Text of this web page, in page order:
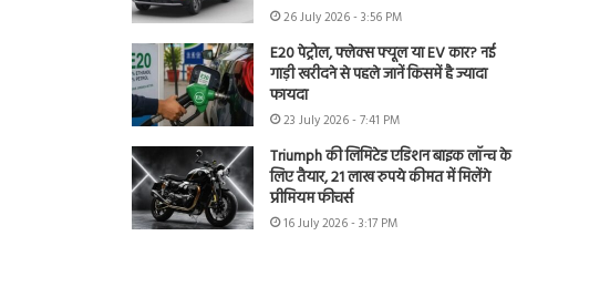
26 July 2026 - 3:56 PM
E20 पेट्रोल, फ्लेक्स फ्यूल या EV कार? नई
गाड़ी खरीदने से पहले जानें किसमें है ज्यादा
फायदा
23 July 2026 - 7:41 PM
Triumph की लिमिटेड एडिशन बाइक लॉन्च के
लिए तैयार, 21 लाख रुपये कीमत में मिलेंगे
प्रीमियम फीचर्स
16 July 2026 - 3:17 PM